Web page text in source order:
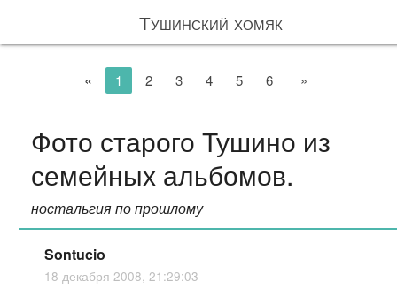
Тушинский хомяк
« 1 2 3 4 5 6 »
Фото старого Тушино из
семейных альбомов.
ностальгия по прошлому
Sontucio
18 декабря 2008, 21:29:03